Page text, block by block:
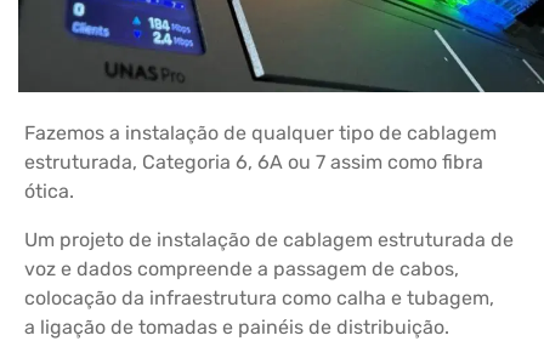
Fazemos a instalação de qualquer tipo de cablagem
estruturada, Categoria 6, 6A ou 7 assim como fibra
ótica.
Um projeto de instalação de cablagem estruturada de
voz e dados compreende a passagem de cabos,
colocação da infraestrutura como calha e tubagem,
a ligação de tomadas e painéis de distribuição.